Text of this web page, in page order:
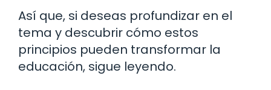
Así que, si deseas profundizar en el
tema y descubrir cómo estos
principios pueden transformar la
educación, sigue leyendo.